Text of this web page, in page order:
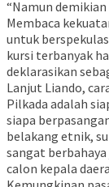
“Namun
Membaca
untuk
kursi terbanyak
deklarasikan
Lanjut Liando,
Pilkada adalah
siapa
belakang etnik,
sangat
calon kepala